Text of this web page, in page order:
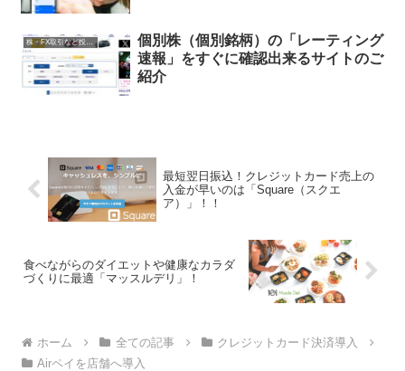
株・FX取引など投資関連
個別株（個別銘柄）の「レーティング
速報」をすぐに確認出来るサイトのご
紹介
最短翌日振込！クレジットカード売上の
入金が早いのは「Square（スクエ
ア）」！！
食べながらのダイエットや健康なカラダ
づくりに最適「マッスルデリ」！
ホーム 全ての記事
クレジットカード決済導入
Airペイを店舗へ導入